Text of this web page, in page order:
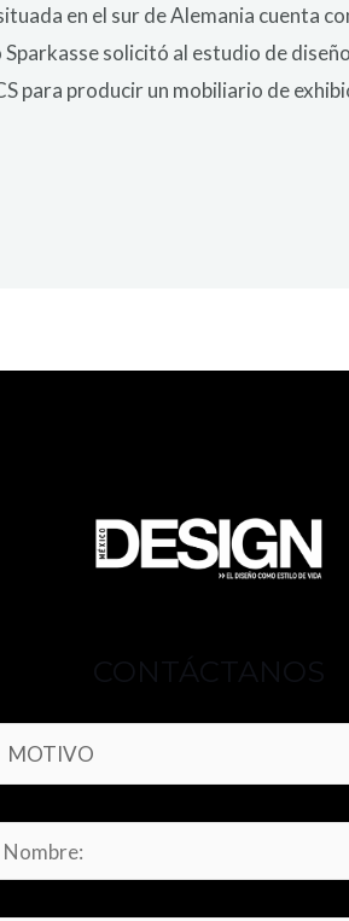
en el sur de Alemania cuenta
solicitó al estudio de
para producir un mobiliario de
CONTÁCTANOS